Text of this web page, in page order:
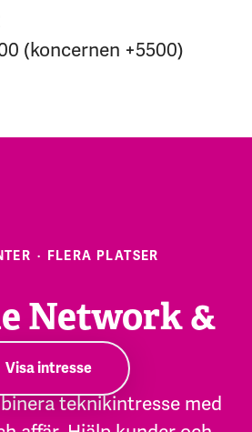
(koncernen +5500)
Visa intresse
· FLERA PLATSER
Network &
teknikintresse med